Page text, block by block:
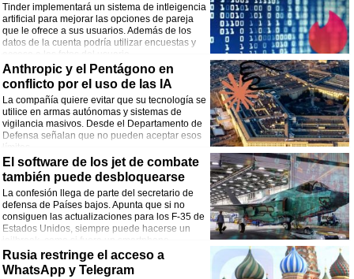
Tinder implementará un sistema de intleigencia
artificial para mejorar las opciones de pareja
que le ofrece a sus usuarios. Además de los
datos de la cuenta podría utilizar encuestas y
acceso a las fotos del usuario.
Anthropic y el Pentágono en
conflicto por el uso de las IA
La compañía quiere evitar que su tecnología se
utilice en armas autónomas y sistemas de
vigilancia masivos. Desde el Departamento de
Defensa señalan que no pueden aceptar esos
límites.
El software de los jet de combate
también puede desbloquearse
La confesión llega de parte del secretario de
defensa de Países bajos. Apunta que si no
consiguen las actualizaciones para los F-35 de
Estados Unidos, siempre puede hacerse un
jailbreak, como si fuera un smartphone.
Rusia restringe el acceso a
WhatsApp y Telegram